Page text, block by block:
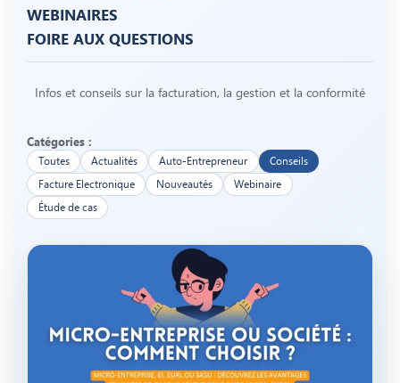
WEBINAIRES
FOIRE AUX QUESTIONS
Infos et conseils sur la facturation, la gestion et la conformité
Catégories :
Toutes Actualités Auto-Entrepreneur
Conseils
Facture Electronique
Nouveautés
Webinaire
Étude de cas